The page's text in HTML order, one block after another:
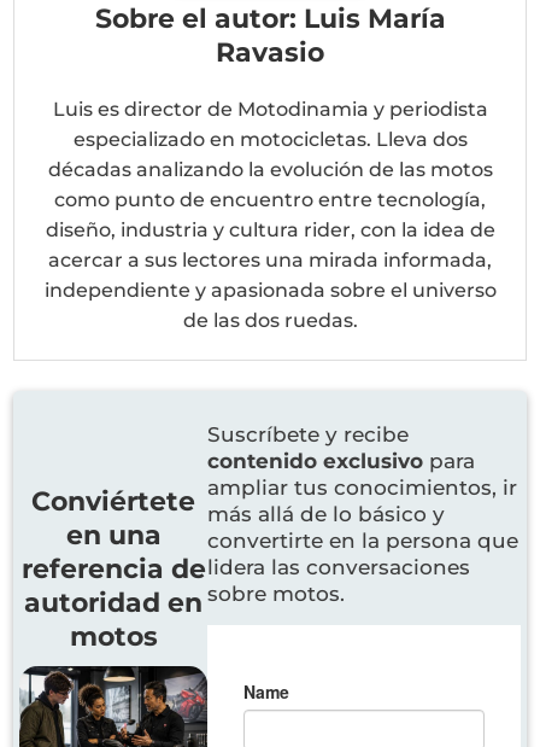
Sobre el autor: Luis María
Ravasio
Luis es director de Motodinamia y periodista
especializado en motocicletas. Lleva dos
décadas analizando la evolución de las motos
como punto de encuentro entre tecnología,
diseño, industria y cultura rider, con la idea de
acercar a sus lectores una mirada informada,
independiente y apasionada sobre el universo
de las dos ruedas.
Conviértete
en una
referencia de
autoridad en
motos
Suscríbete y recibe
contenido exclusivo para
ampliar tus conocimientos, ir
más allá de lo básico y
convertirte en la persona que
lidera las conversaciones
sobre motos.